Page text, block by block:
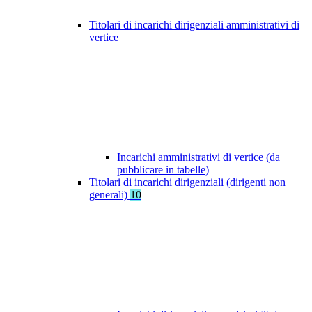
Titolari di incarichi dirigenziali amministrativi di
vertice
Incarichi amministrativi di vertice (da
pubblicare in tabelle)
Titolari di incarichi dirigenziali (dirigenti non
generali) 10